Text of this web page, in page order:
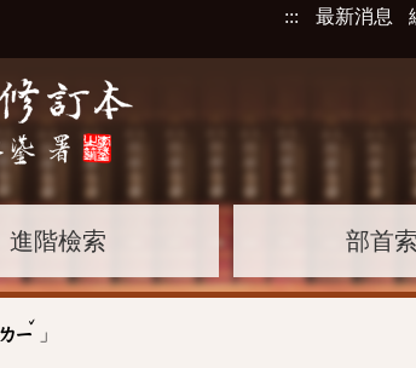
::: 最新消息
進階檢索 部首索
ㄌㄧ
ˇ
」